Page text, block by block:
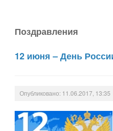
Поздравления
12 июня – День
Опубликовано: 11.06.2017, 13:35